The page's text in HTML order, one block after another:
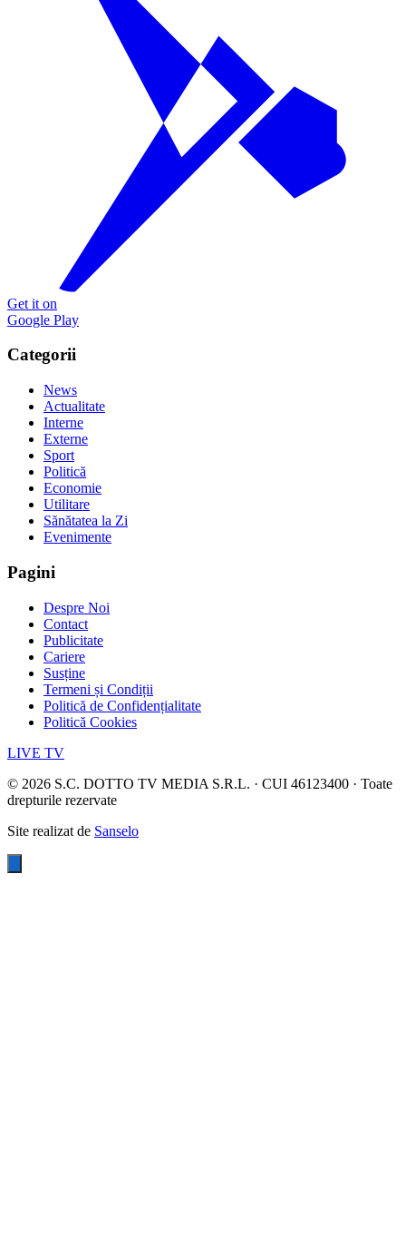
Get it on
Google Play
Categorii
News
Actualitate
Interne
Externe
Sport
Politică
Economie
Utilitare
Sănătatea la Zi
Evenimente
Pagini
Despre Noi
Contact
Publicitate
Cariere
Susține
Termeni și Condiții
Politică de Confidențialitate
Politică Cookies
LIVE TV
© 2026 S.C. DOTTO TV MEDIA S.R.L. · CUI 46123400 · Toate
drepturile rezervate
Site realizat de Sanselo